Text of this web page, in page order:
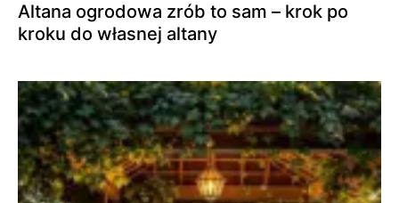
Altana ogrodowa zrób to sam – krok po
kroku do własnej altany